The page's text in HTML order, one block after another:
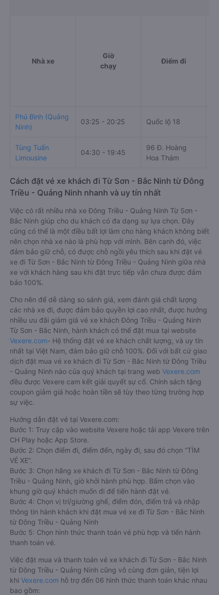
Nhà xe
Giờ
chạy
Điểm đi
Phú Bình (Quảng
Ninh)
03:25 - 20:25 Quốc lộ 18
Tùng Tuấn
Limousine
04:30 - 19:45
96 Đ. Hoàng
Hoa Thám
Cách đặt vé xe khách đi Từ Sơn - Bắc Ninh từ Đông
Triều - Quảng Ninh nhanh và uy tín nhất
Việc có rất nhiều nhà xe Đông Triều - Quảng Ninh Từ Sơn -
Bắc Ninh giúp cho du khách có đa dạng sự lựa chọn. Đây
cũng có thể là một điều bất lợi làm cho hàng khách không biết
nên chọn nhà xe nào là phù hợp với mình. Bên cạnh đó, việc
đảm bảo giữ chỗ, có được chỗ ngồi yêu thích sau khi đặt vé
xe đi Từ Sơn - Bắc Ninh từ Đông Triều - Quảng Ninh giữa nhà
xe với khách hàng sau khi đặt trực tiếp vẫn chưa được đảm
bảo 100%.
Cho nên để dễ dàng so sánh giá, xem đánh giá chất lượng
các nhà xe đi, được đảm bảo quyền lợi cao nhất, được hưởng
nhiều ưu đãi giảm giá vé xe khách Đông Triều - Quảng Ninh
Từ Sơn - Bắc Ninh, hành khách có thể đặt mua tại website
Vexere.com- Hệ thống đặt vé xe khách chất lượng, và uy tín
nhất tại Việt Nam, đảm bảo giữ chỗ 100%. Đối với bất cứ giao
dịch đặt mua vé xe khách đi Từ Sơn - Bắc Ninh từ Đông Triều
- Quảng Ninh nào của quý khách tại trang web Vexere.com
đều được Vexere cam kết giải quyết sự cố. Chính sách tặng
coupon giảm giá hoặc hoàn tiền sẽ tùy theo từng trường hợp
sự việc.
Hướng dẫn đặt vé tại Vexere.com:
Bước 1: Truy cập vào website Vexere hoặc tải app Vexere trên
CH Play hoặc App Store.
Bước 2: Chọn điểm đi, điểm đến, ngày đi, sau đó chọn “TÌM
VÉ XE”.
Bước 3: Chọn hãng xe khách đi Từ Sơn - Bắc Ninh từ Đông
Triều - Quảng Ninh, giờ khởi hành phù hợp. Bấm chọn vào
khung giờ quý khách muốn đi để tiến hành đặt vé.
Bước 4: Chọn vị trí/giường ghế, điểm đón, điểm trả và nhập
thông tin hành khách khi đặt mua vé xe đi Từ Sơn - Bắc Ninh
từ Đông Triều - Quảng Ninh
Bước 5: Chọn hình thức thanh toán vé phù hợp và tiến hành
thanh toán vé.
Việc đặt mua và thanh toán vé xe khách đi Từ Sơn - Bắc Ninh
từ Đông Triều - Quảng Ninh cũng vô cùng đơn giản, tiện lợi
khi Vexere.com hỗ trợ đến 06 hình thức thanh toán khác nhau
bao gồm: